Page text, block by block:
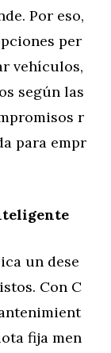
Por eso,
per
vehículos,
según las
r
para empr
un dese
Con C
fija men